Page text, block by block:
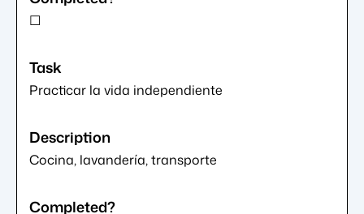
☐
Practicar la vida independiente
Cocina, lavandería, transporte